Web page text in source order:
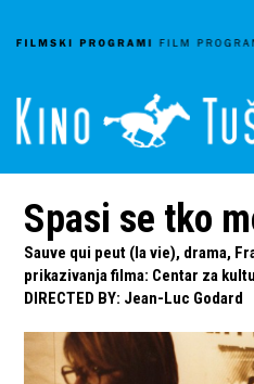
Spasi se tko
Sauve qui peut (la vie), drama,
prikazivanja filma: Centar za
DIRECTED BY: Jean-Luc Godard